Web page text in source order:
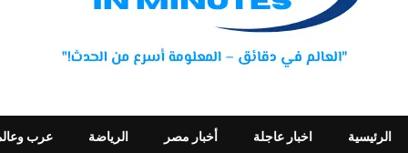
الرئيسية اخبار عاجلة أخبار مصر الرياضة عرب